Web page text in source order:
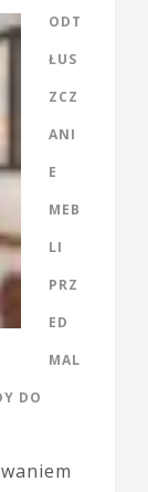
ODT
ŁUS
ZCZ
ANI
E
MEB
LI
PRZ
ED
MAL
DO